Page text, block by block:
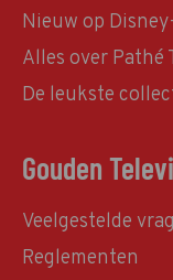
Nieuw op
Alles over Pathé
De leukste
Gouden
Veelgestelde
Reglementen